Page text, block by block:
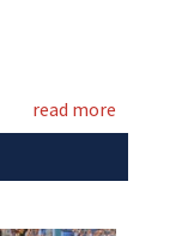
read more